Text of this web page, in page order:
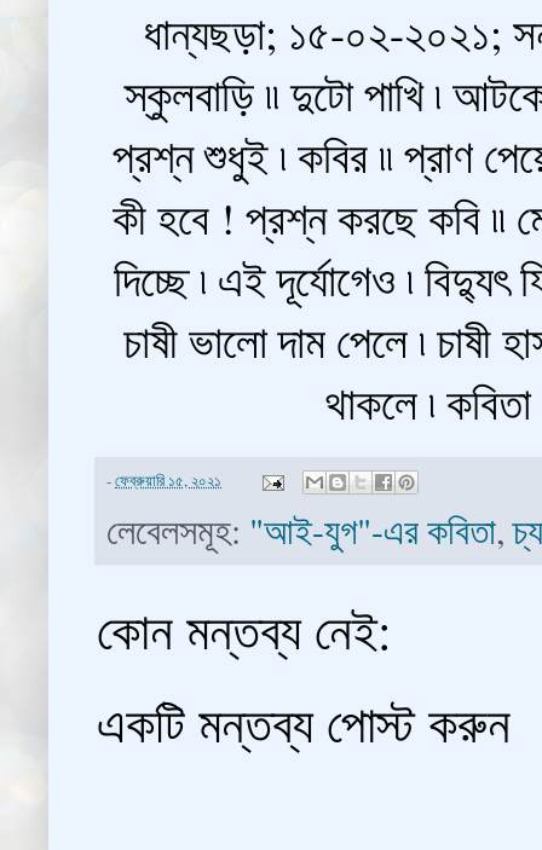
ধান্যছড়া; ১৫-০২-২০২১;
স্কুলবাড়ি ৷৷ দুটো পাখি ৷
প্রশ্ন শুধুই ৷ কবির ৷৷ প্রাণ
কী হবে ! প্রশ্ন করছে কবি ৷৷
দিচ্ছে ৷ এই দূর্যোগেও ৷
চাষী ভালো দাম পেলে ৷ চাষী
থাকলে ৷
-ফেব্রুয়ারি ১৫, ২০২১
লেবেলসমূহ: "আই-যুগ"-এর কবিতা,
কোন মন্তব্য নেই:
একটি মন্তব্য পোস্ট করুন